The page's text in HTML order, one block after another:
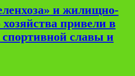
и жилищно-
привели в
славы и